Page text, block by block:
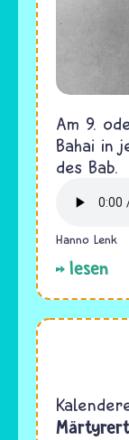
Am 9.
Bahai in
des Bab.
Hanno Lenk
lesen
Bahaitum